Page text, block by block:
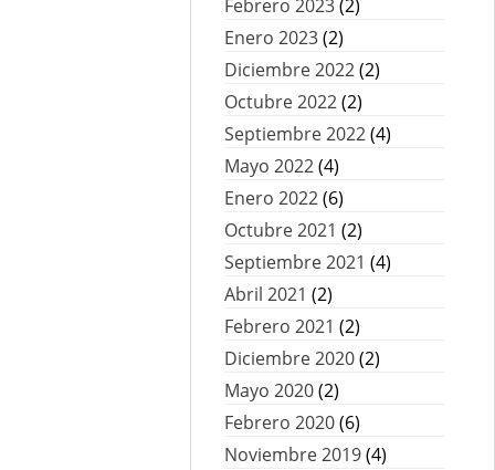
Febrero 2023(2)
Enero 2023(2)
Diciembre 2022(2)
Octubre 2022(2)
Septiembre 2022(4)
Mayo 2022(4)
Enero 2022(6)
Octubre 2021 (2)
Septiembre 2021 (4)
Abril 2021 (2)
Febrero 2021 (2)
Diciembre 2020(2)
Mayo 2020(2)
Febrero 2020(6)
Noviembre 2019(4)